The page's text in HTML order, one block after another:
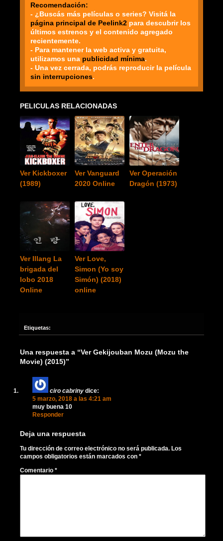
Recomendación:
- ¿Buscás más películas o series? Visitá la
página principal de Peelink2 para descubrir los
últimos estrenos y el contenido agregado
recientemente.
- Para mantener la web activa y gratuita,
utilizamos una publicidad mínima.
- Una vez cerrada, podrás reproducir la película
sin interrupciones.
PELICULAS RELACIONADAS
Ver Kickboxer
(1989)
Ver Vanguard
2020 Online
Ver Operación
Dragón (1973)
Ver Illang La
brigada del
lobo 2018
Online
Ver Love,
Simon (Yo soy
Simón) (2018)
online
Etiquetas:
Una respuesta a “Ver Gekijouban Mozu (Mozu the
Movie) (2015)”
ciro cabriny dice:
5 marzo, 2018 a las 4:21 am
muy buena 10
Responder
Deja una respuesta
Tu dirección de correo electrónico no será publicada. Los
campos obligatorios están marcados con *
Comentario *